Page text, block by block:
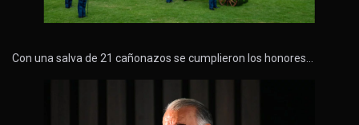
Con una salva de 21 cañonazos se cumplieron los honores…